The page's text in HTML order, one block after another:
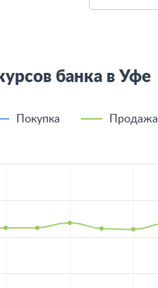
банка в Уфе
Покупка Продажа